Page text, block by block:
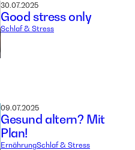
30.07.2025
Good stress only
Schlaf & Stress
09.07.2025
Gesund altern? Mit
Plan!
ErnährungSchlaf & Stress